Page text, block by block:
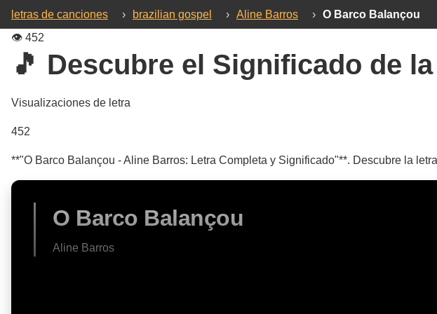
letras de canciones › brazilian gospel › Aline Barros › O Barco Balançou
👁️ 452
🎵 Descubre el Significado de
Visualizaciones de letra
452
**"O Barco Balançou - Aline Barros: Letra Completa y Significado"**. Descubre la
O Barco Balançou
Aline Barros